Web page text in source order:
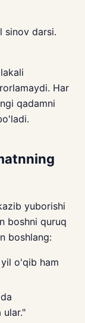
sinov darsi.
Har
qadamni
yuborishi
boshni quruq
boshlang:
o'qib ham